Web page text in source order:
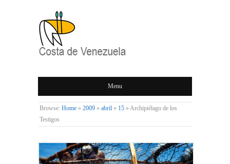
COSTA DE
VENEZUELA
Menu
Browse: Home » 2009 » abril » 15 »Archipiélago de los
Testigos